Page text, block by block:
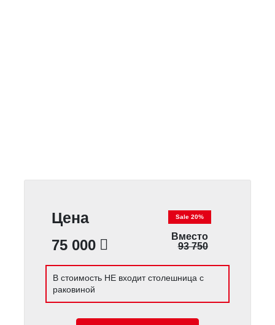
Цена
75 000
Sale 20%
Вместо
93 750
В стоимость НЕ входит столешница с
раковиной